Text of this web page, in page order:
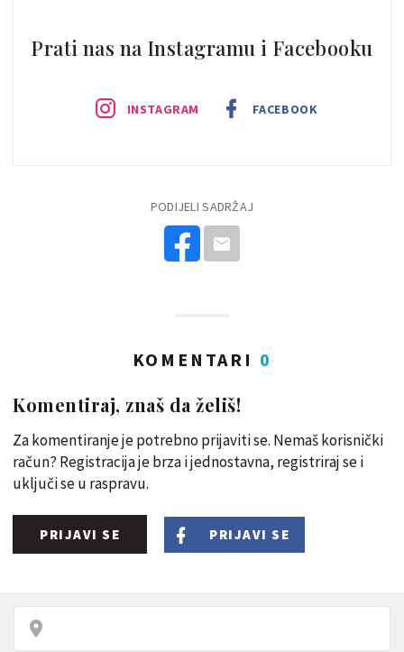
Prati nas na Instagramu i Facebooku
INSTAGRAM FACEBOOK
PODIJELI SADRŽAJ
KOMENTARI 0
Komentiraj, znaš da želiš!
Za komentiranje je potrebno prijaviti se. Nemaš korisnički
račun? Registracija je brza i jednostavna, registriraj se i
uključi se u raspravu.
PRIJAVI SE PRIJAVI SE